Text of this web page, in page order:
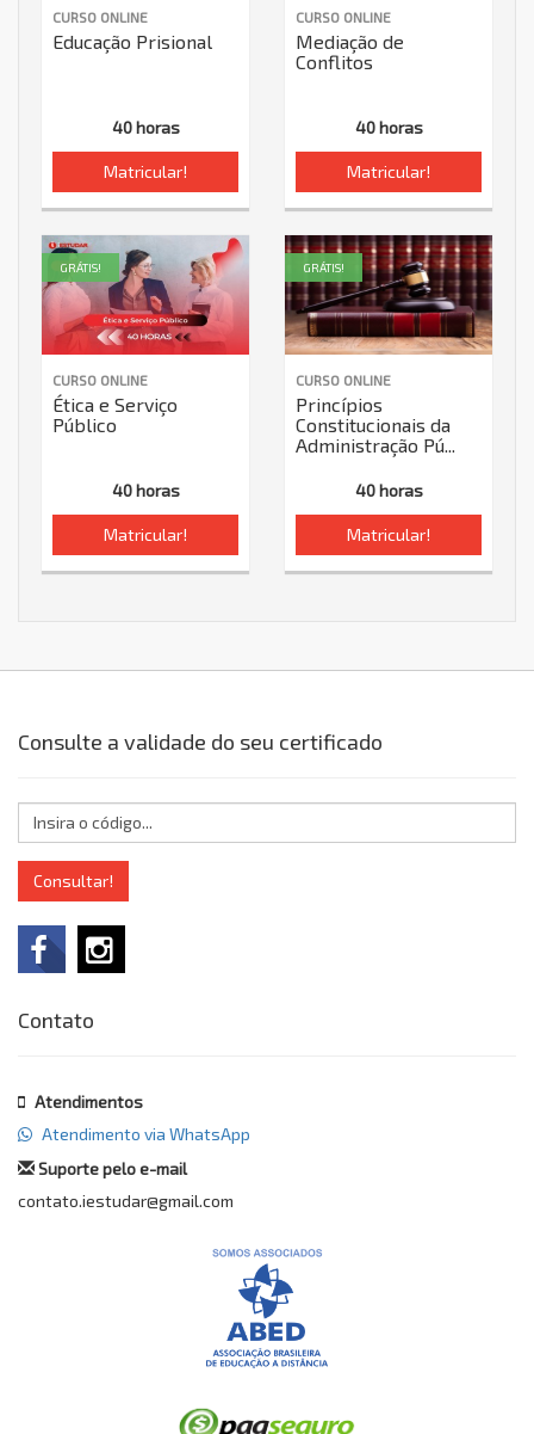
CURSO ONLINE
Educação Prisional
40 horas
Matricular!
CURSO ONLINE
Mediação de
Conflitos
40 horas
Matricular!
CURSO ONLINE
Ética e Serviço
Público
40 horas
Matricular!
GRÁTIS!
CURSO ONLINE
Princípios
Constitucionais da
Administração Pú...
40 horas
Matricular!
GRÁTIS!
Consulte a validade do seu certificado
Consultar!
Contato
Atendimentos
Atendimento via WhatsApp
Suporte pelo e-mail
contato.iestudar@gmail.com